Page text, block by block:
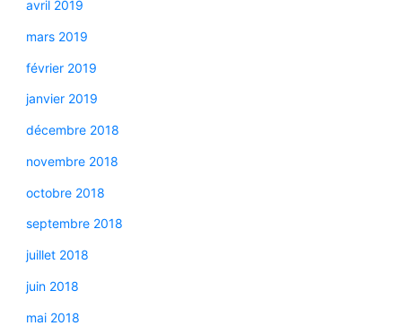
avril 2019
mars 2019
février 2019
janvier 2019
décembre 2018
novembre 2018
octobre 2018
septembre 2018
juillet 2018
juin 2018
mai 2018